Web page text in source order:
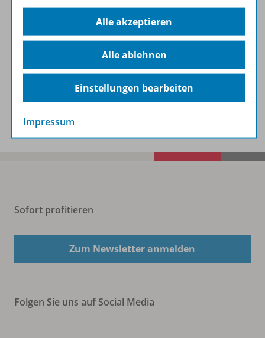
Werbematerial
Digitale Unterrichtsmaterialien
Sofort profitieren
Zum Newsletter anmelden
Folgen Sie uns auf Social Media
Alle akzeptieren
Alle ablehnen
Einstellungen bearbeiten
Impressum